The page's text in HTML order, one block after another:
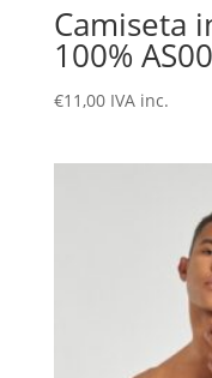
Camiseta
100%
€11,00 IVA inc.